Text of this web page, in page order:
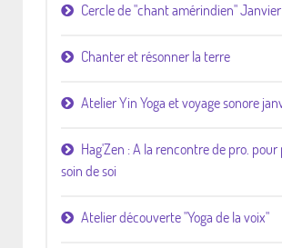
Cercle de "chant amérindien"
Chanter et résonner la terre
Atelier Yin Yoga et voyage sonore
Hag'Zen : A la rencontre de pro.
soin de soi
Atelier découverte "Yoga de la voix"